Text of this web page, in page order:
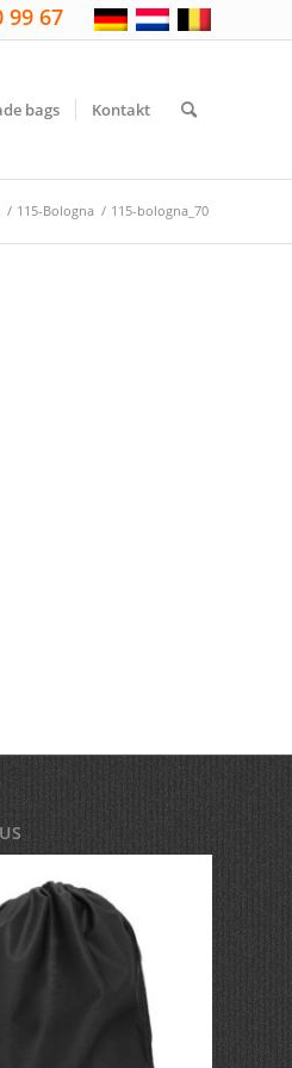
99 67
bags Kontakt
/ 115-Bologna / 115-bologna_70